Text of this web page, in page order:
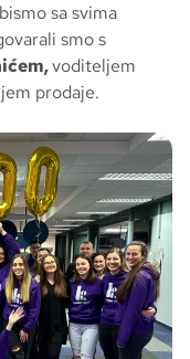
sa svima
smo s
voditeljem
prodaje.